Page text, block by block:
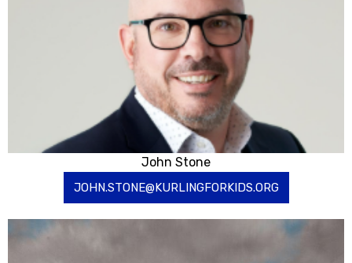
John Stone
JOHN.STONE@KURLINGFORKIDS.ORG